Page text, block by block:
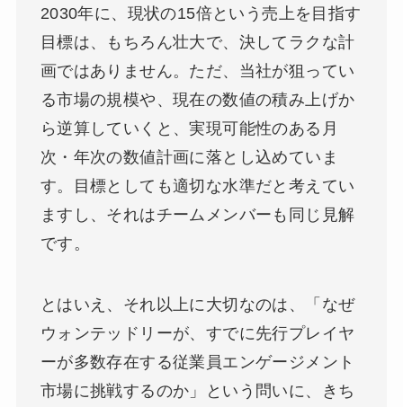
2030年に、現状の15倍という売上を目指す
目標は、もちろん壮大で、決してラクな計
画ではありません。ただ、当社が狙ってい
る市場の規模や、現在の数値の積み上げか
ら逆算していくと、実現可能性のある月
次・年次の数値計画に落とし込めていま
す。目標としても適切な水準だと考えてい
ますし、それはチームメンバーも同じ見解
です。
とはいえ、それ以上に大切なのは、「なぜ
ウォンテッドリーが、すでに先行プレイヤ
ーが多数存在する従業員エンゲージメント
市場に挑戦するのか」という問いに、きち